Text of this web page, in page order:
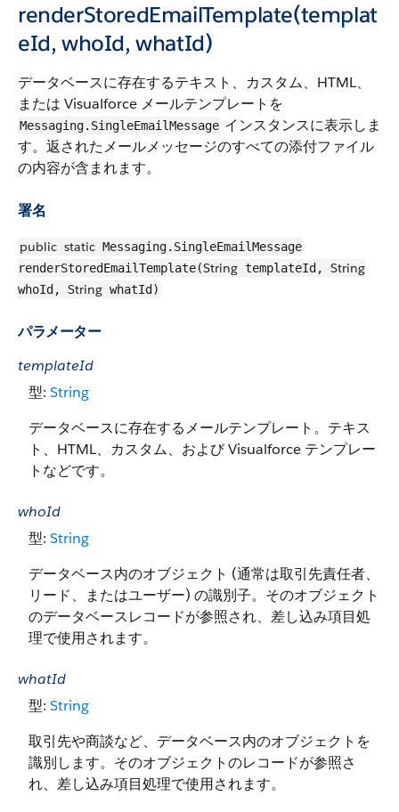
renderStoredEmailTemplate(templat
eId, whoId, whatId)
データベースに存在するテキスト、カスタム、HTML、
または Visualforce メールテンプレートを
Messaging.SingleEmailMessage インスタンスに表示しま
す。返されたメールメッセージのすべての添付ファイル
の内容が含まれます。
署名
public static Messaging.SingleEmailMessage
renderStoredEmailTemplate(String templateId, String
whoId, String whatId)
パラメーター
templateId
型: String
データベースに存在するメールテンプレート。テキス
ト、HTML、カスタム、および Visualforce テンプレー
トなどです。
whoId
型: String
データベース内のオブジェクト (通常は取引先責任者、
リード、またはユーザー) の識別子。そのオブジェクト
のデータベースレコードが参照され、差し込み項目処
理で使用されます。
whatId
型: String
取引先や商談など、データベース内のオブジェクトを
識別します。そのオブジェクトのレコードが参照さ
れ、差し込み項目処理で使用されます。